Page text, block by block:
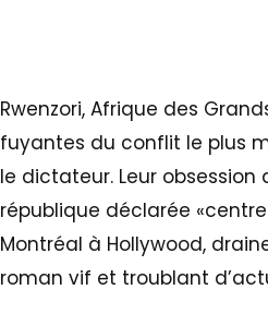
Rwenzori, Afrique des
fuyantes du conflit le plus
le dictateur. Leur
république déclarée
Montréal à Hollywood,
roman vif et troublant